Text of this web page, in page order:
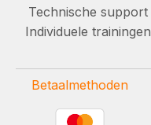
Technische support
Individuele trainingen
Betaalmethoden